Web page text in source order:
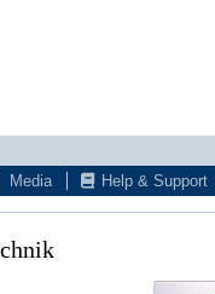
Media Help & Support